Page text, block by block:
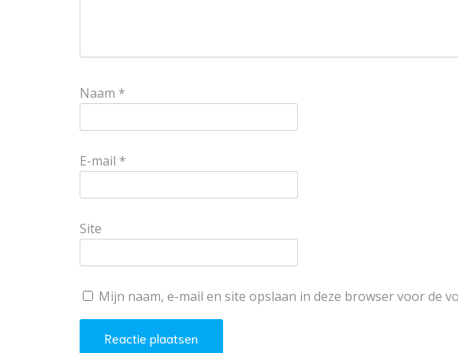
Naam *
E-mail *
Site
Mijn naam, e-mail en site opslaan in deze browser voor de